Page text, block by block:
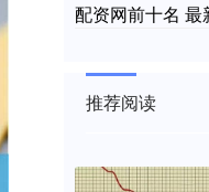
配资网前十名
推荐阅读